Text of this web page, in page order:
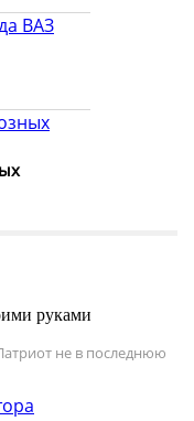
руками
не в последнюю